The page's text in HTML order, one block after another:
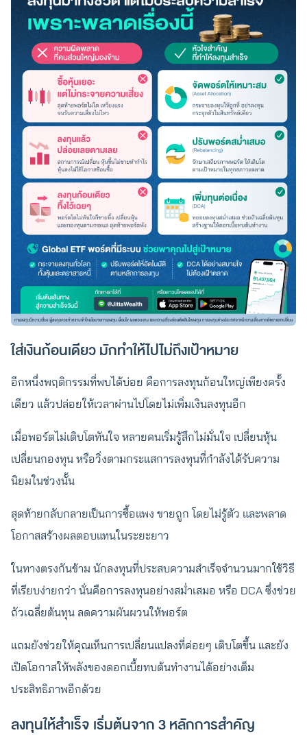
ใส่เงินก้อนเดียว มักทำให้ไปไม่ถึงเป้าหมาย
อีกหนึ่งพฤติกรรมที่พบได้บ่อย คือการลงทุนก้อนใหญ่เพียงครั้ง
เดียว แล้วปล่อยให้เวลาผ่านไปโดยไม่เพิ่มเงินลงทุนอีก
เมื่อพอร์ตไม่เติบโตทันใจ หลายคนเริ่มรู้สึกไม่มั่นใจ เปลี่ยนหุ้น
เปลี่ยนกองทุน หรือวิ่งตามกระแสการลงทุนที่กำลังได้รับความ
นิยมในช่วงนั้น
สุดท้ายกลับกลายเป็นการซื้อแพง ขายถูก โดยไม่รู้ตัว และพลาด
โอกาสสร้างผลตอบแทนในระยะยาว
ในทางตรงกันข้าม นักลงทุนที่ประสบความสำเร็จจำนวนมากใช้วิธี
ที่เรียบง่ายกว่า นั่นคือการลงทุนอย่างสม่ำเสมอ หรือ DCA ซึ่งช่วย
ถัวเฉลี่ยต้นทุน ลดความผันผวนให้พอร์ต
แถมยังช่วยให้คุณเห็นการเปลี่ยนแปลงที่ค่อยๆ เติบโตขึ้น และยัง
เปิดโอกาสให้พลังของดอกเบี้ยทบต้นทำงานได้อย่างเต็ม
ประสิทธิภาพอีกด้วย
ลงทุนให้สำเร็จ เริ่มต้นจาก 3 หลักการสำคัญ